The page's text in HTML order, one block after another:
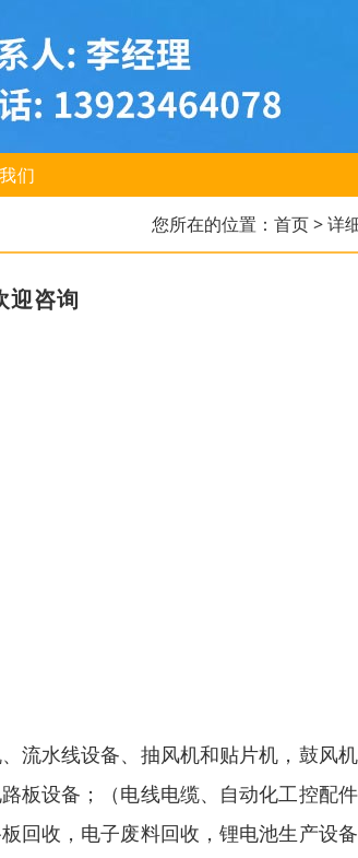
们
您所在的位置： 首页> 详
迎咨询
流水线设备、抽风机和贴片机，鼓风
板设备；（电线电缆、自动化工控配
回收，电子废料回收，锂电池生产设